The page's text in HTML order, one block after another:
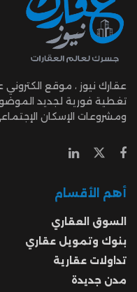
عقارك نيوز ، موقع
تغطية فورية لجديد
ومشروعات الإسكان
أهم الأقسام
السوق العقاري
بنوك وتمويل عقاري
تداولات عقارية
مدن جديدة